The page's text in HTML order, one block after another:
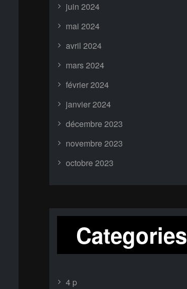
juin 2024
mai 2024
avril 2024
mars 2024
février 2024
janvier 2024
décembre 2023
novembre 2023
octobre 2023
Categories
4 p